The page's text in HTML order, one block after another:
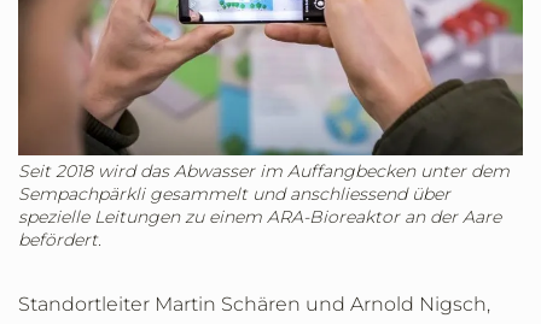
Seit 2018 wird das Abwasser im Auffangbecken unter dem
Sempachpärkli gesammelt und anschliessend über
spezielle Leitungen zu einem ARA-Bioreaktor an der Aare
befördert.
Standortleiter Martin Schären und Arnold Nigsch,